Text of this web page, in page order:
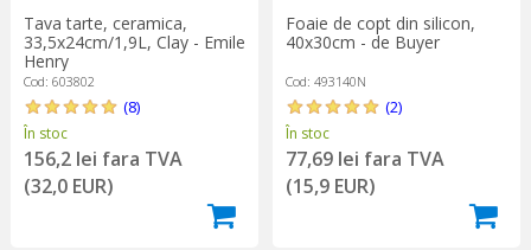
Tava tarte, ceramica,
33,5x24cm/1,9L, Clay - Emile
Henry
Cod: 603802
(8)
În stoc
156,2 lei fara TVA
(32,0 EUR)
Foaie de copt din silicon,
40x30cm - de Buyer
Cod: 493140N
(2)
În stoc
77,69 lei fara TVA
(15,9 EUR)